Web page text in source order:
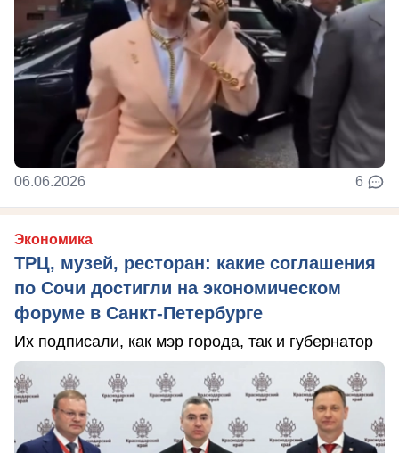
06.06.2026 6
Экономика
ТРЦ, музей, ресторан: какие соглашения
по Сочи достигли на экономическом
форуме в Санкт-Петербурге
Их подписали, как мэр города, так и губернатор